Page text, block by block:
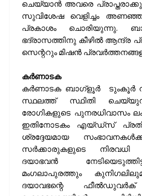
ചെയ്യാന്‍ അവരെ
സുവിശേഷ വെളിച്ചം
പ്രകാശം ചൊരിയുന്നു.
ഭദ്രാസത്തിനു കീഴില്‍ ആന്ദ്ര
സെന്ററും മിഷന്‍
കര്‍ണാടക
കര്‍ണാടക ബാഗ്ളൂര്‍ ടുംകൂര്‍
സ്ഥലത്ത് സ്ഥിതി
രോഗികളുടെ പുനരധിവാസം
ഇതിനോടകം എയ്ഡ്സ്
ശ്രദ്ദേയമായ
സര്‍ക്കാരുകളുടെ നിരവധി
ദയാഭവന്‍
മംഗലാപുരത്തും
ദയാവഭന്റെ